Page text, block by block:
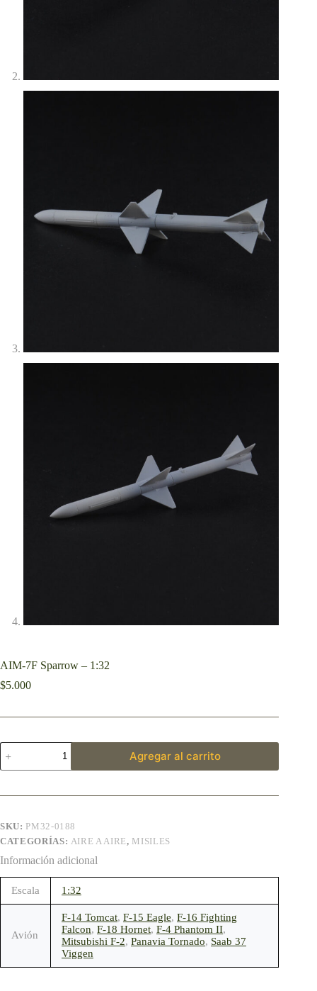
AIM-7F Sparrow – 1:32
$5.000
Agregar al carrito
SKU: PM32-0188
CATEGORÍAS: AIRE A AIRE, MISILES
Información adicional
Escala 1:32
Avión
F-14 Tomcat, F-15 Eagle, F-16 Fighting
Falcon, F-18 Hornet, F-4 Phantom II,
Mitsubishi F-2, Panavia Tornado, Saab 37
Viggen